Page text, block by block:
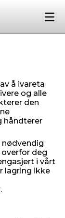
å ivareta
og alle
den
håndterer
nødvendig
deg
i vårt
lagring ikke